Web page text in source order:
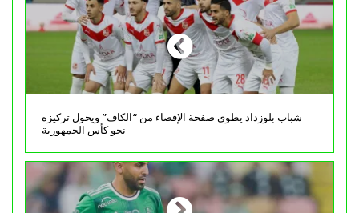
شباب بلوزداد يطوي صفحة الإقصاء من “الكاف” ويحول تركيزه
نحو كأس الجمهورية